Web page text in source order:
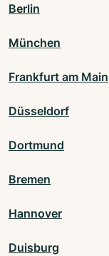
Berlin
München
Frankfurt am Main
Düsseldorf
Dortmund
Bremen
Hannover
Duisburg